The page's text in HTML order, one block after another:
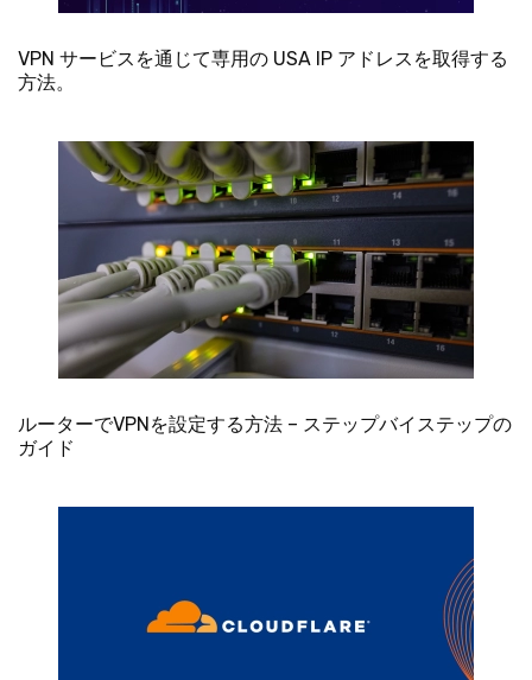
VPN サービスを通じて専用の USA IP アドレスを取得する
方法。
ルーターでVPNを設定する方法 – ステップバイステップの
ガイド